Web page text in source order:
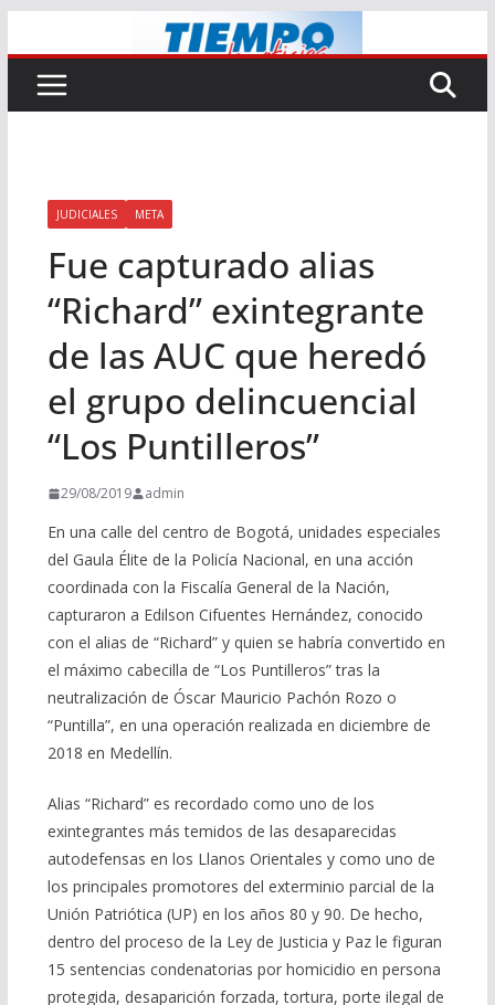
al
contenido
JUDICIALES META
Fue capturado alias
“Richard” exintegrante
de las AUC que heredó
el grupo delincuencial
“Los Puntilleros”
29/08/2019 admin
En una calle del centro de Bogotá, unidades especiales
del Gaula Élite de la Policía Nacional, en una acción
coordinada con la Fiscalía General de la Nación,
capturaron a Edilson Cifuentes Hernández, conocido
con el alias de “Richard” y quien se habría convertido en
el máximo cabecilla de “Los Puntilleros” tras la
neutralización de Óscar Mauricio Pachón Rozo o
“Puntilla”, en una operación realizada en diciembre de
2018 en Medellín.
Alias “Richard” es recordado como uno de los
exintegrantes más temidos de las desaparecidas
autodefensas en los Llanos Orientales y como uno de
los principales promotores del exterminio parcial de la
Unión Patriótica (UP) en los años 80 y 90. De hecho,
dentro del proceso de la Ley de Justicia y Paz le figuran
15 sentencias condenatorias por homicidio en persona
protegida, desaparición forzada, tortura, porte ilegal de